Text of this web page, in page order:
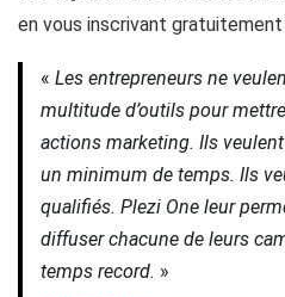
en vous inscrivant gratuitement
« Les entrepreneurs ne
multitude d’outils pour
actions marketing. Ils
un minimum de temps. Ils
qualifiés. Plezi One leur
diffuser chacune de leurs
temps record. »